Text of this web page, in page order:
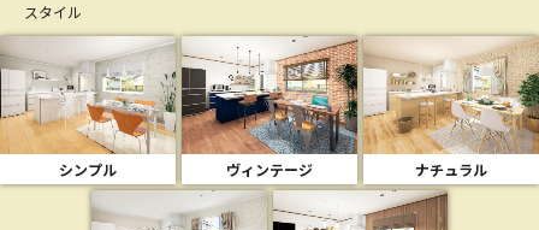
スタイル
シンプル ヴィンテージ ナチュラル